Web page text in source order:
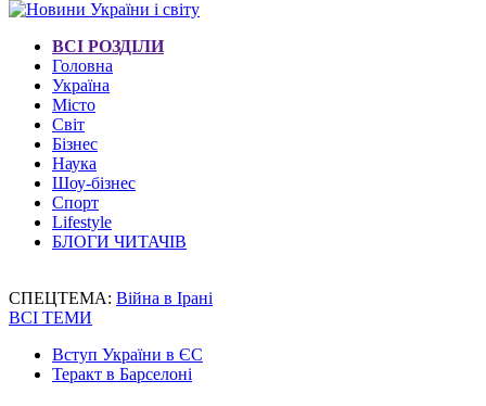
ВСІ РОЗДІЛИ
Головна
Україна
Місто
Світ
Бізнес
Наука
Шоу-бізнес
Спорт
Lifestyle
БЛОГИ ЧИТАЧІВ
СПЕЦТЕМА: Війна в Ірані
ВСІ ТЕМИ
Вступ України в ЄС
Теракт в Барселоні